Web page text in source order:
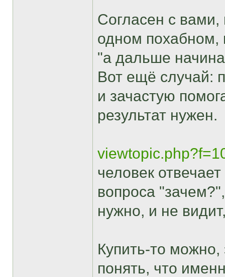
Согласен с
одном похабном,
"а дальше
Вот ещё случай:
и зачастую
результат нужен.
человек
вопроса
нужно, и не
Купить-то
понять, что